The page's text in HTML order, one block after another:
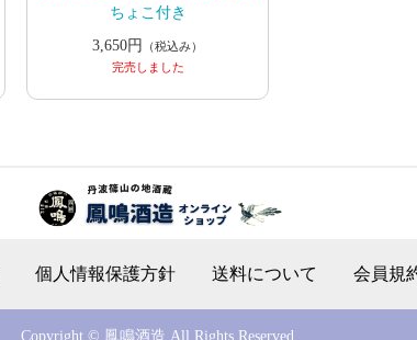
ちょこ付き
3,650円
（税込み）
完売しました
個人情報保護方針 送料について 会員規
Copyright © 鳳鳴酒造 All Rights Reserved.